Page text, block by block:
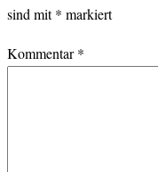
sind mit* markiert
Kommentar*